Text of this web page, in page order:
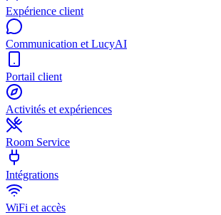
Expérience client
Communication et LucyAI
Portail client
Activités et expériences
Room Service
Intégrations
WiFi et accès